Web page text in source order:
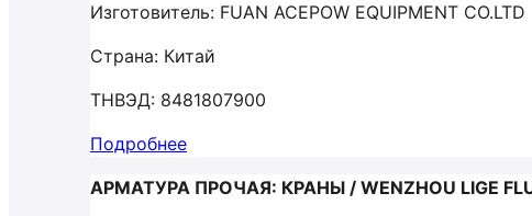
Изготовитель: FUAN ACEPOW EQUIPMENT CO.LTD
Страна: Китай
ТНВЭД: 8481807900
Подробнее
АРМАТУРА ПРОЧАЯ: КРАНЫ / WENZHOU LIGE